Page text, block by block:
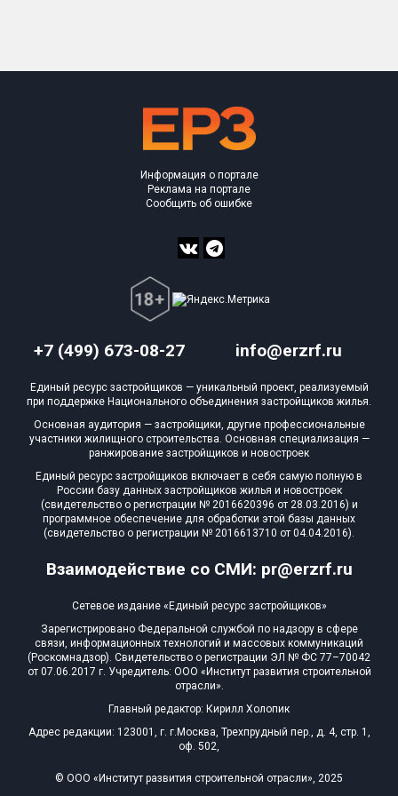
с продажами
Рейтинг ЕРЗ
Многоквартирных домов
Блокированных домов
Домов с апартаментами
Блокированных домов
0 из 14
Квартир, апартаментов,
блоков в БД
1 из 9 654
+7 (499) 673-08-27 info@erzrf.ru
Взаимодействие со СМИ: pr@erzrf.ru
Информация о портале
Реклама на портале
Сообщить об ошибке
Единый ресурс застройщиков — уникальный проект, реализуемый
при поддержке Национального объединения застройщиков жилья.
Основная аудитория — застройщики, другие профессиональные
участники жилищного строительства. Основная специализация —
ранжирование застройщиков и новостроек
Единый ресурс застройщиков включает в себя самую полную в
России базу данных застройщиков жилья и новостроек
(свидетельство о регистрации № 2016620396 от 28.03.2016) и
программное обеспечение для обработки этой базы данных
(свидетельство о регистрации № 2016613710 от 04.04.2016).
Сетевое издание «Единый ресурс застройщиков»
Зарегистрировано Федеральной службой по надзору в сфере
связи, информационных технологий и массовых коммуникаций
(Роскомнадзор). Свидетельство о регистрации ЭЛ № ФС 77–70042
от 07.06.2017 г. Учредитель: ООО «Институт развития строительной
отрасли».
Главный редактор: Кирилл Холопик
Адрес редакции: 123001, г. г.Москва, Трехпрудный пер., д. 4, стр. 1,
оф. 502,
© ООО «Институт развития строительной отрасли», 2025